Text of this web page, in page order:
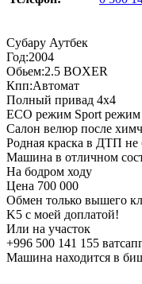
Субару Аутбек
Год:2004
Обьем:2.5 BOXER
Кпп:Автомат
Полный привад 4х4
ECO режим Sport режим
Салон велюр после
Родная краска в ДТП не
Машина в отличном
На бодром ходу
Цена 700 000
Обмен только вышего
K5 с моей доплатой!
Или на участок
‪+996 500 141 155‬
Машина находится в